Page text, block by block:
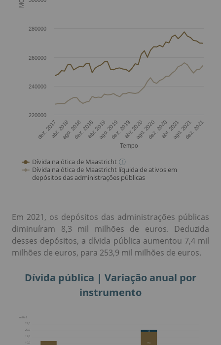
Em 2021, os depósitos das administrações públicas
diminuíram 8,3 mil milhões de euros. Deduzida
desses depósitos, a dívida pública aumentou 7,4 mil
milhões de euros, para 253,9 mil milhões de euros.
Dívida pública | Variação anual por
instrumento